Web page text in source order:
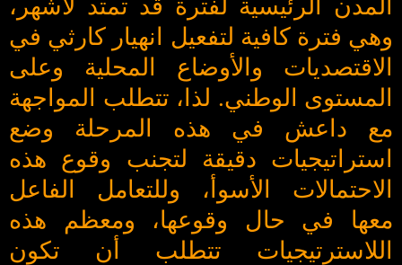
المدن الرئيسية لفترة قد تمتد لأشهر،
وهي فترة كافية لتفعيل انهيار كارثي في
الاقتصديات والأوضاع المحلية وعلى
المستوى الوطني. لذا، تتطلب المواجهة
مع داعش في هذه المرحلة وضع
استراتيجيات دقيقة لتجنب وقوع هذه
الاحتمالات الأسوأ، وللتعامل الفاعل
معها في حال وقوعها، ومعظم هذه
اللاسترتيجيات تتطلب أن تكون